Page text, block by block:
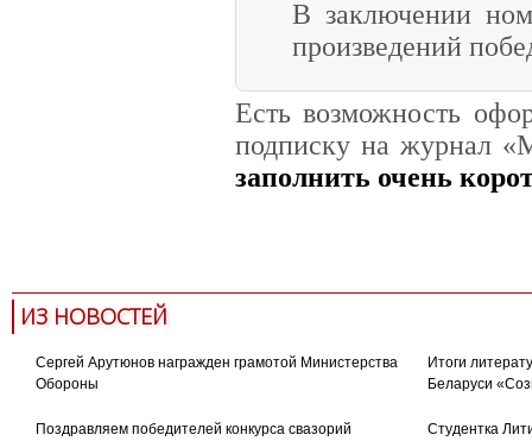
В заключении
произведений
Есть возможность
подписку на журнал
заполнить очень
ИЗ НОВОСТЕЙ
Сергей Арутюнов награжден грамотой Министерства
Обороны
Итоги
Беларуси
Поздравляем победителей конкурса свазорий
Студентка